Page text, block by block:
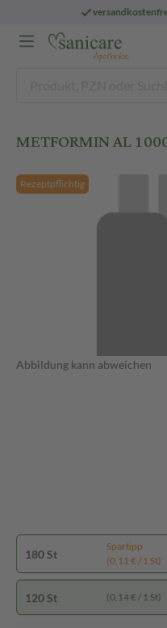
METFORMIN AL
Rezeptpflichtig
Abbildung kann abweichen
180 St
Spartipp
(0,11 € / 1 St)
120 St (0,14 € / 1 St)